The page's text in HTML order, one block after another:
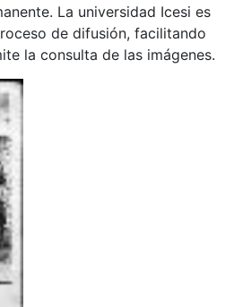
La universidad Icesi es
de difusión, facilitando
la consulta de las imágenes.